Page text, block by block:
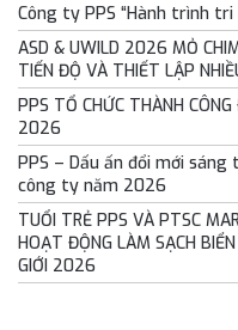
Công ty PPS “Hành trình
ASD & UWILD 2026 MỎ
TIẾN ĐỘ VÀ THIẾT LẬP
PPS TỔ CHỨC THÀNH
2026
PPS – Dấu ấn đổi mới
công ty năm 2026
TUỔI TRẺ PPS VÀ PTSC
HOẠT ĐỘNG LÀM SẠCH
GIỚI 2026